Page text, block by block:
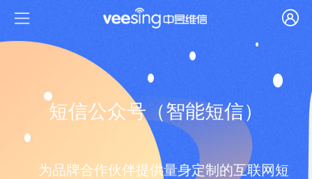
短信公众号（智能短信）
为品牌合作伙伴提供量身定制的互联网短